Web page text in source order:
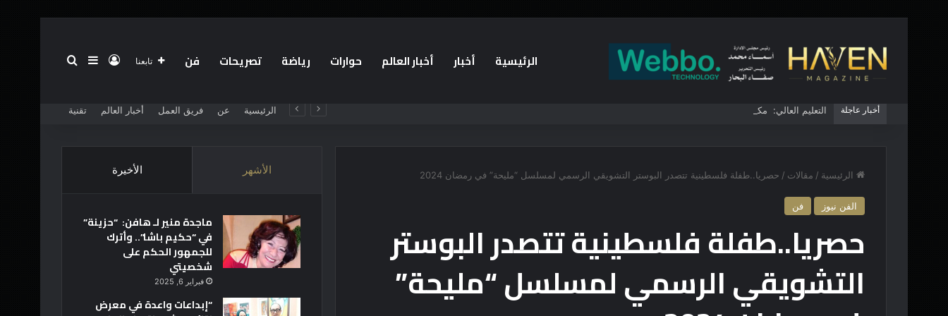
الرئيسية أخبار أخبار العالم حوارات رياضة تصريحات فن تابعنا تسجيل الدخول
إضافة عمود جانبي
أخبار عاجلة الرئيسية عن فريق العمل أخبار العالم تقنية
الرئيسية / مقالات / حصريا..طفلة فلسطينية تتصدر البوستر التشويقي الرسمي لمسلسل “مليحة” في رمضان 2024
الفن نيوز فن
حصريا..طفلة فلسطينية تتصدر البوستر
التشويقي الرسمي لمسلسل “مليحة”
الأشهر الأخيرة
ماجدة منير لـ هافن: “حزينة”
في “حكيم باشا”.. وأترك
للجمهور الحكم على
شخصيتي
فبراير 6, 2025
“إبداعات واعدة في معرض